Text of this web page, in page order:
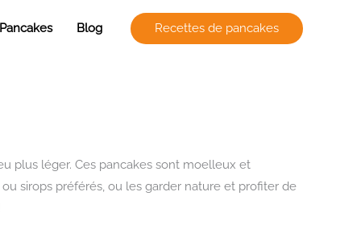
Blog Recettes de pancakes
plus léger. Ces pancakes sont moelleux et
sirops préférés, ou les garder nature et profiter de